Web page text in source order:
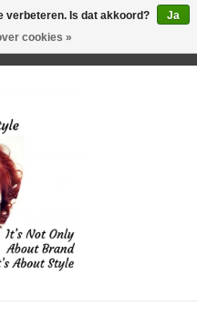
verbeteren. Is dat akkoord?
Ja
cookies »